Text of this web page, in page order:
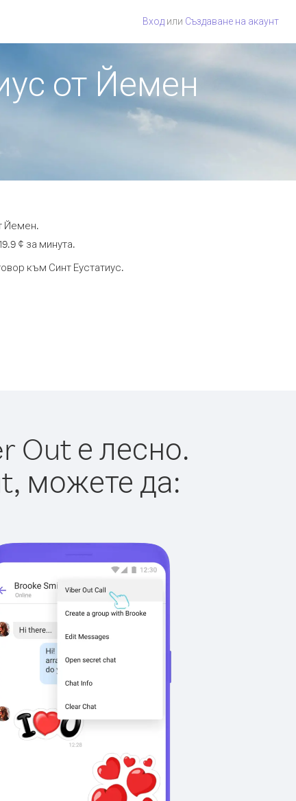
Вход или Създаване на акаунт
от Йемен
Йемен.
¢ за минута.
към Синт Еустатиус.
Out е лесно.
можете да: